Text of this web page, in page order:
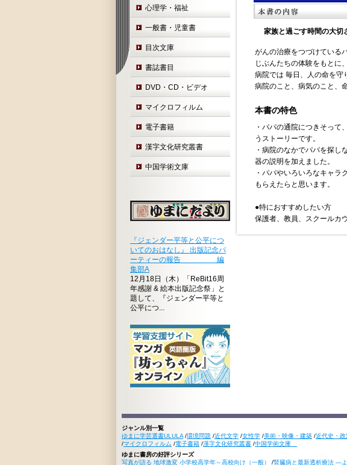
心理学・福祉
一般書・児童書
目次文庫
書誌書目
DVD・CD・ビデオ
マイクロフィルム
電子書籍
漢字文化研究叢書
中国学術文庫
『ジェンダー平等と公平につ
いてのおはなし』 出版記念パ
ーティーの報告 編
集部A
12月18日（木）「ReBit16周
年感謝 & 絵本出版記念祭」と
題して、『ジェンダー平等と
公平につ...
家族と過ごす時間の大切
がんの治療をつづけている
じぶんたちの体験をもとに
病院では 毎日、人の命を守
病院のこと、病気のこと、
本書の特色
・パパの通院につきそって
うストーリーです。
・病院のなかでパパを探
器の説明を加えました。
・パパやいろいろなキャ
もらえたらと思います。
●特におすすめしたい方
保護者、教員、スクールカ
ジャンル別一覧
ゆまに学芸選書ULULA /環境問題 /近代文学 /女性学 /美術・映像・建築 /近代史・
/マイクロフィルム /電子書籍 /漢字文化研究叢書 /中国学術文庫
ゆまに書房の好評シリーズ
写真が語る 地球激変 小学校高学年～高校向け（一般）
/腎臓病と最新透析療法 ―